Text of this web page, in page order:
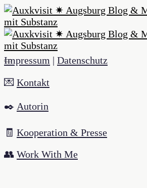
Impressum | Datenschutz
💌 Kontakt
✒️ Autorin
🧾 Kooperation & Presse
👥 Work With Me